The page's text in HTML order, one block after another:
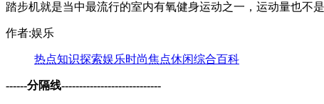
踏步机就是当中最流行的室内有氧健身运动之一，运动量也不
作者:娱乐
热点知识探索娱乐时尚焦点休闲综合百科
------分隔线----------------------------